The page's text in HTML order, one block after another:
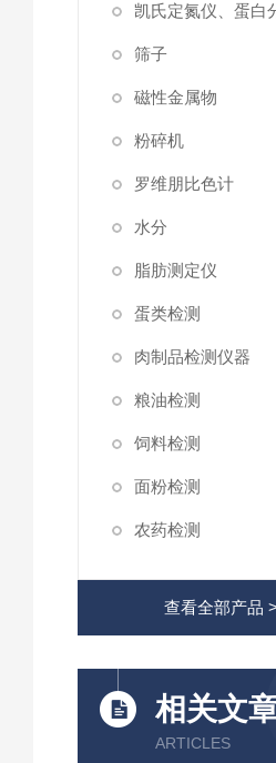
凯氏定氮仪、蛋白
筛子
磁性金属物
粉碎机
罗维朋比色计
水分
脂肪测定仪
蛋类检测
肉制品检测仪器
粮油检测
饲料检测
面粉检测
农药检测
查看全部产品
相关文
ARTICLES